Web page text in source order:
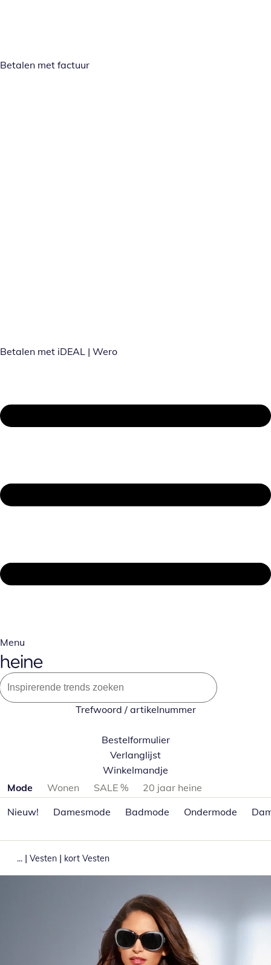
Betalen met factuur
Betalen met iDEAL | Wero
Menu
Trefwoord / artikelnummer
Bestelformulier
Verlanglijst
Winkelmandje
Productcategorieën overslaan
Mode Wonen SALE %
20 jaar heine
Nieuw!
Damesmode Badmode Ondermode
... | Vesten | kort Vesten